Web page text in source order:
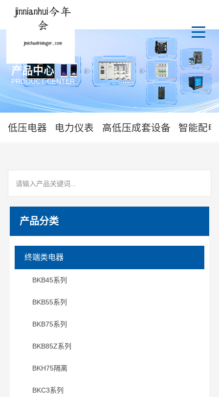
产品中心
PRODUCT CENTER
低压电器 电力仪表 高低压成套设备 智能配
产品分类
终端类电器
BKB45系列
BKB55系列
BKB75系列
BKB85Z系列
BKH75隔离
BKC3系列